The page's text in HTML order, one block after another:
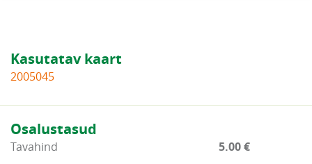
Kasutatav kaart
2005045
Osalustasud
Tavahind
5.00 €